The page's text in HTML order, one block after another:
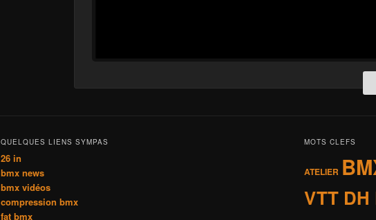
QUELQUES LIENS SYMPAS
26 in
bmx news
bmx vidéos
compression bmx
fat bmx
MOTS CLEFS
ATELIER
VTT DH